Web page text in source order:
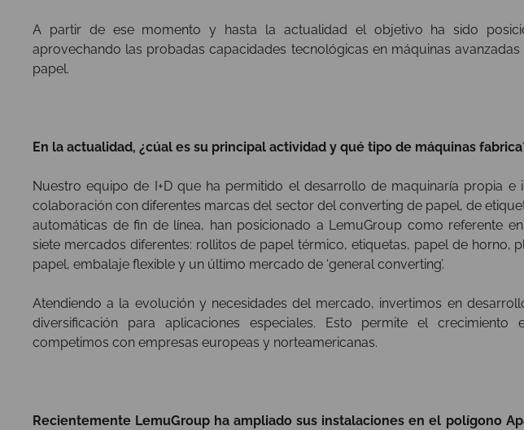
A partir de ese momento y hasta la actualidad el objetivo ha sido
aprovechando las probadas capacidades tecnológicas en máquinas
papel.
En la actualidad, ¿cúal es su principal actividad y qué tipo de máquinas
Nuestro equipo de I+D que ha permitido el desarrollo de maquinaría propia e
colaboración con diferentes marcas del sector del converting de papel, de
automáticas de fin de línea, han posicionado a LemuGroup como referente
siete mercados diferentes: rollitos de papel térmico, etiquetas, papel de horno,
papel, embalaje flexible y un último mercado de ‘general converting’.
Atendiendo a la evolución y necesidades del mercado, invertimos en
diversificación para aplicaciones especiales. Esto permite el
competimos con empresas europeas y norteamericanas.
Recientemente LemuGroup ha ampliado sus instalaciones en el polígono